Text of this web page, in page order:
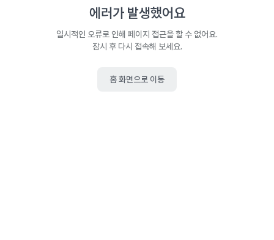
에러가 발생했어요
일시적인 오류로 인해 페이지 접근을 할 수 없어요.
잠시 후 다시 접속해 보세요.
홈 화면으로 이동